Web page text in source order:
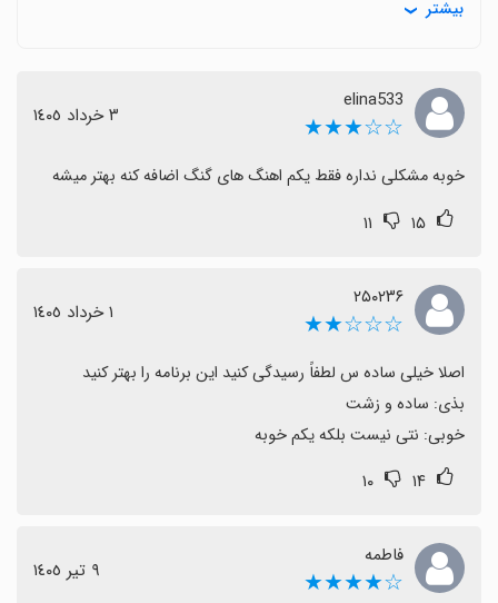
برخی محدودیت‌های جزئی مطرح شده مانند کنترل دقیق‌تر
عنوان شده است.
کاربران خواهان آهنگ‌های به‌روزتر، گزینه‌های ویرایش بیشتر و
امکان جابه‌جایی زمان پخش موسیقی نسبت به تصاویر
با وجود این نکات، دیدگاه کلی مثبت است و بسیاری استفاده
در مجموع، کارکرد سریع، نتیجه قابل قبول و پخش مناسب
آهنگ با تصاویر از نقاط قوت برجسته این اپ محسوب
می‌کنند.
بیشتر
elina533
☆☆★★★ ٣ خرداد ١٤٠٥
خوبه مشکلی نداره فقط یکم اهنگ های گنگ اضافه کنه بهتر میشه
۱۵ ۱۱
۲۵۰۲۳۶
☆☆☆★★ ١ خرداد ١٤٠٥
خوبی: نتی نیست بلکه یکم خوبه
۱۴ ۱۰
فاطمه
☆★★★★ ٩ تیر ١٤٠٥